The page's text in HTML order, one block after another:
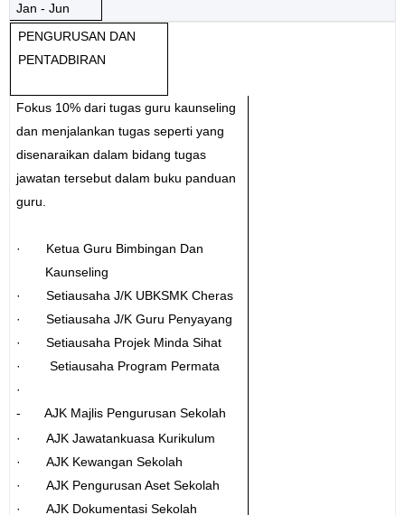
Jan - Jun
PENGURUSAN DAN
PENTADBIRAN
Fokus 10% dari tugas guru kaunseling
dan menjalankan tugas seperti yang
disenaraikan dalam bidang tugas
jawatan tersebut dalam buku panduan
guru.
· Ketua Guru Bimbingan Dan
Kaunseling
· Setiausaha J/K UBKSMK Cheras
· Setiausaha J/K Guru Penyayang
· Setiausaha Projek Minda Sihat
· Setiausaha Program Permata
·
-
AJK Majlis Pengurusan Sekolah
· AJK Jawatankuasa Kurikulum
· AJK Kewangan Sekolah
· AJK Pengurusan Aset Sekolah
· AJK Dokumentasi Sekolah